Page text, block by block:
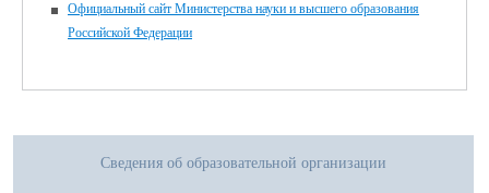
Официальный сайт Министерства науки и высшего образования
Российской Федерации
Сведения об образовательной организации